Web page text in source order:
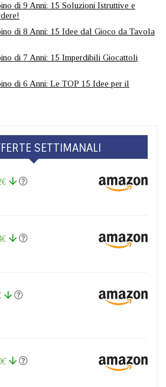
di 9 Anni: 15 Soluzioni Istruttive e
di 8 Anni: 15 Idee dal Gioco da Tavola
di 7 Anni: 15 Imperdibili Giocattoli
di 6 Anni: Le TOP 15 Idee per il
SETTIMANALI